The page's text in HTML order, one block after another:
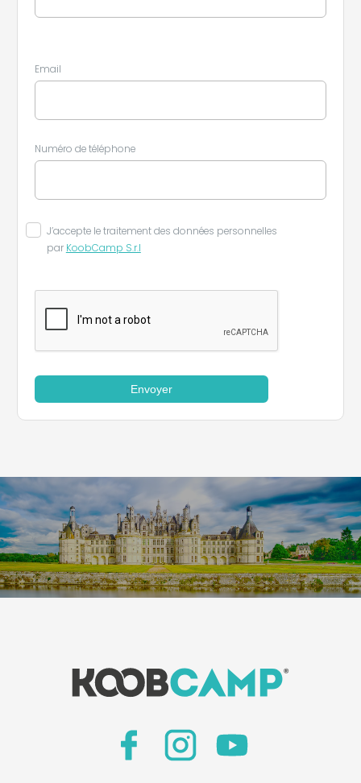
Email
Numéro de téléphone
J’accepte le traitement des données personnelles
par KoobCamp S.r.l
Envoyer